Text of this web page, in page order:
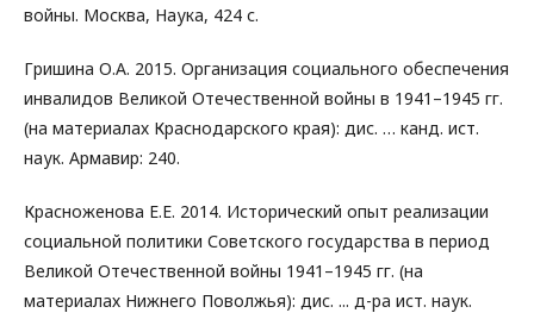
войны. Москва, Наука, 424 с.
Гришина О.А. 2015. Организация социального обеспечения
инвалидов Великой Отечественной войны в 1941–1945 гг.
(на материалах Краснодарского края): дис. … канд. ист.
наук. Армавир: 240.
Красноженова Е.Е. 2014. Исторический опыт реализации
социальной политики Советского государства в период
Великой Отечественной войны 1941–1945 гг. (на
материалах Нижнего Поволжья): дис. ... д-ра ист. наук.